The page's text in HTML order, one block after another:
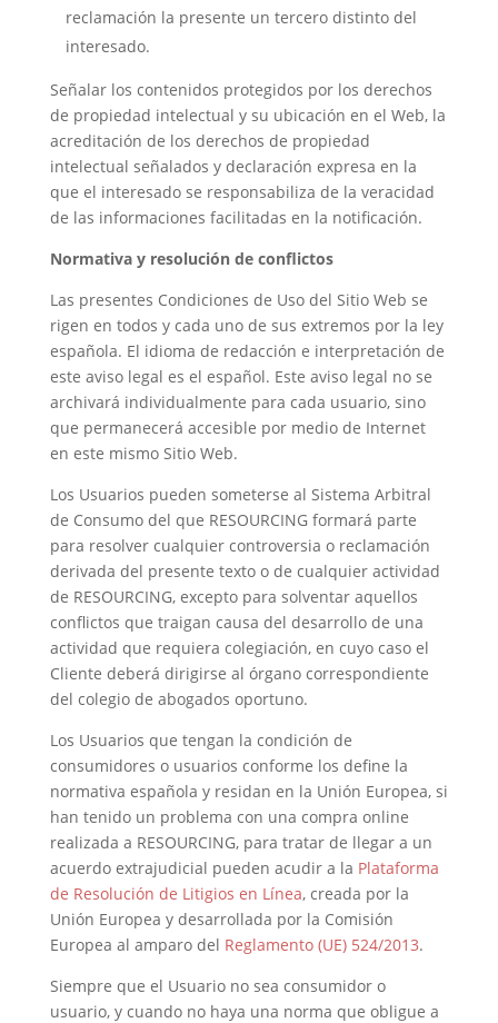
reclamación la presente un tercero distinto del
interesado.
Señalar los contenidos protegidos por los derechos
de propiedad intelectual y su ubicación en el Web, la
acreditación de los derechos de propiedad
intelectual señalados y declaración expresa en la
que el interesado se responsabiliza de la veracidad
de las informaciones facilitadas en la notificación.
Normativa y resolución de conflictos
Las presentes Condiciones de Uso del Sitio Web se
rigen en todos y cada uno de sus extremos por la ley
española. El idioma de redacción e interpretación de
este aviso legal es el español. Este aviso legal no se
archivará individualmente para cada usuario, sino
que permanecerá accesible por medio de Internet
en este mismo Sitio Web.
Los Usuarios pueden someterse al Sistema Arbitral
de Consumo del que RESOURCING formará parte
para resolver cualquier controversia o reclamación
derivada del presente texto o de cualquier actividad
de RESOURCING, excepto para solventar aquellos
conflictos que traigan causa del desarrollo de una
actividad que requiera colegiación, en cuyo caso el
Cliente deberá dirigirse al órgano correspondiente
del colegio de abogados oportuno.
Los Usuarios que tengan la condición de
consumidores o usuarios conforme los define la
normativa española y residan en la Unión Europea, si
han tenido un problema con una compra online
realizada a RESOURCING, para tratar de llegar a un
acuerdo extrajudicial pueden acudir a la Plataforma
de Resolución de Litigios en Línea, creada por la
Unión Europea y desarrollada por la Comisión
Europea al amparo del Reglamento (UE) 524/2013.
Siempre que el Usuario no sea consumidor o
usuario, y cuando no haya una norma que obligue a